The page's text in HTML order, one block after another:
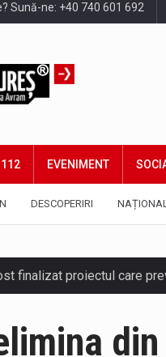
Sună-ne: +40 740 601 692
112 EVENIMENT
DESCOPERIRI
AUR de Maramureș,